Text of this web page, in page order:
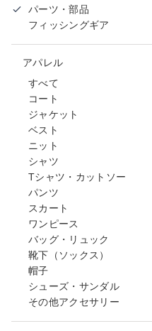
パーツ・部品
フィッシングギア
アパレル
すべて
コート
ジャケット
ベスト
ニット
シャツ
Tシャツ・カットソー
パンツ
スカート
ワンピース
バッグ・リュック
靴下（ソックス）
帽子
シューズ・サンダル
その他アクセサリー